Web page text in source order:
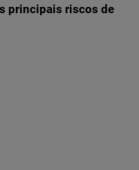
principais riscos de